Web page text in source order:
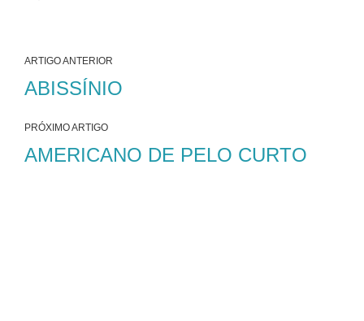
ARTIGO ANTERIOR
ABISSÍNIO
PRÓXIMO ARTIGO
AMERICANO DE PELO CURTO